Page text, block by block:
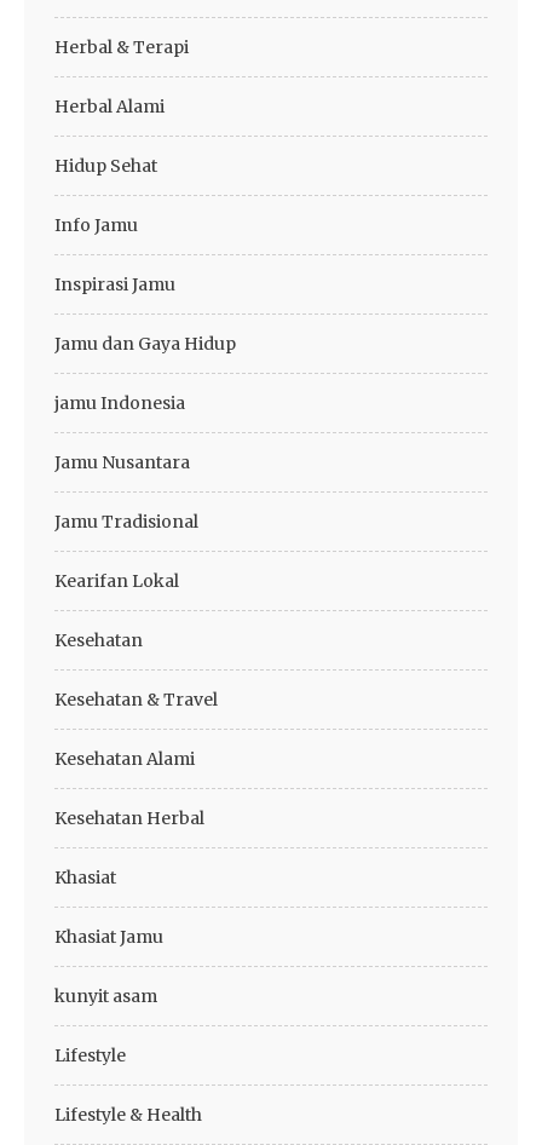
Herbal & Terapi
Herbal Alami
Hidup Sehat
Info Jamu
Inspirasi Jamu
Jamu dan Gaya Hidup
jamu Indonesia
Jamu Nusantara
Jamu Tradisional
Kearifan Lokal
Kesehatan
Kesehatan & Travel
Kesehatan Alami
Kesehatan Herbal
Khasiat
Khasiat Jamu
kunyit asam
Lifestyle
Lifestyle & Health